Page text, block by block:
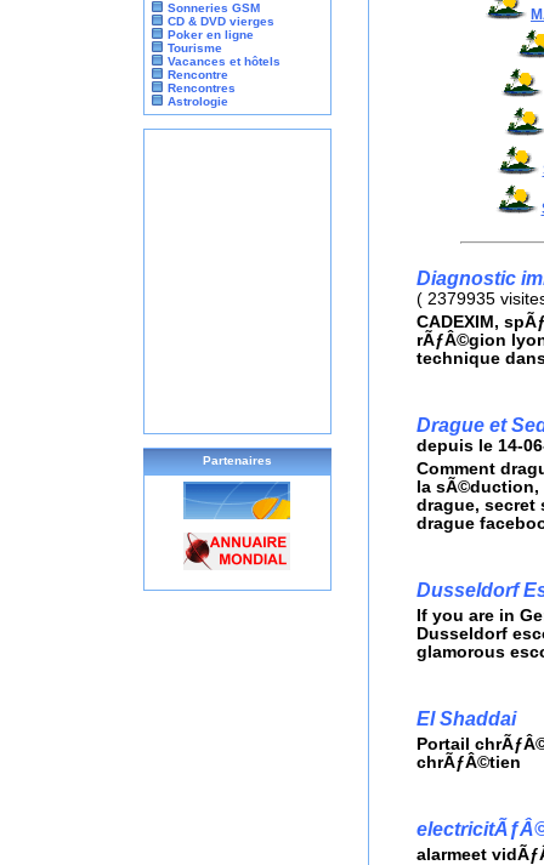
Sonneries GSM
CD & DVD vierges
Poker en ligne
Tourisme
Vacances et hôtels
Rencontre
Rencontres
Astrologie
Partenaires
Diagnostic
(2379935
CADEXIM,
rÃƒÂ©gion
technique
Drague et
depuis le 14-
Comment
la sÃ©duction,
drague, secret
drague
Dusseldorf
If you are in
Dusseldorf
glamorous
El Shaddai
Portail
chrÃƒÂ©tien
alarmeet